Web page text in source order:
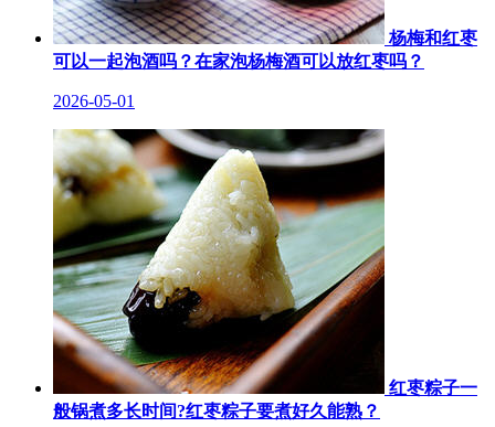
杨梅和红枣
可以一起泡酒吗？在家泡杨梅酒可以放红枣吗？
2026-05-01
红枣粽子一
般锅煮多长时间?红枣粽子要煮好久能熟？